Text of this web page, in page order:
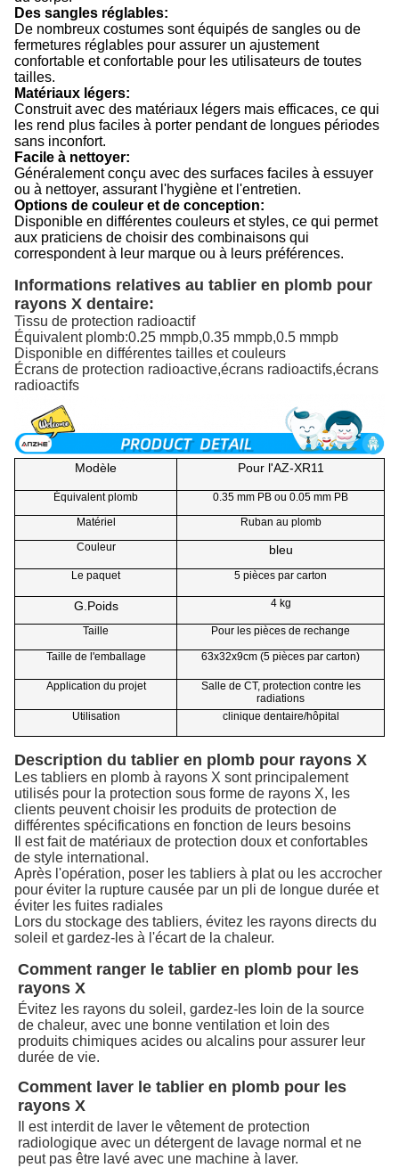
Des sangles réglables:
De nombreux costumes sont équipés de sangles ou de
fermetures réglables pour assurer un ajustement
confortable et confortable pour les utilisateurs de toutes
tailles.
Matériaux légers:
Construit avec des matériaux légers mais efficaces, ce qui
les rend plus faciles à porter pendant de longues périodes
sans inconfort.
Facile à nettoyer:
Généralement conçu avec des surfaces faciles à essuyer
ou à nettoyer, assurant l'hygiène et l'entretien.
Options de couleur et de conception:
Disponible en différentes couleurs et styles, ce qui permet
aux praticiens de choisir des combinaisons qui
correspondent à leur marque ou à leurs préférences.
Informations relatives au tablier en plomb pour
rayons X dentaire:
Tissu de protection radioactif
Équivalent plomb:0.25 mmpb,0.35 mmpb,0.5 mmpb
Disponible en différentes tailles et couleurs
Écrans de protection radioactive,écrans radioactifs,écrans
radioactifs
Modèle Pour l'AZ-XR11
Équivalent plomb
0.35 mm PB ou 0.05 mm PB
Matériel
Ruban au plomb
Couleur
bleu
Le paquet 5 pièces par carton
G.Poids 4 kg
Taille Pour les pièces de rechange
Taille de l'emballage 63x32x9cm (5 pièces par carton)
Application du projet
Salle de CT, protection contre les
radiations
Utilisation
clinique dentaire/hôpital
Description du tablier en plomb pour rayons X
Les tabliers en plomb à rayons X sont principalement
utilisés pour la protection sous forme de rayons X, les
clients peuvent choisir les produits de protection de
différentes spécifications en fonction de leurs besoins
Il est fait de matériaux de protection doux et confortables
de style international.
Après l'opération, poser les tabliers à plat ou les accrocher
pour éviter la rupture causée par un pli de longue durée et
éviter les fuites radiales
Lors du stockage des tabliers, évitez les rayons directs du
soleil et gardez-les à l'écart de la chaleur.
Comment ranger le tablier en plomb pour les
rayons X
Évitez les rayons du soleil, gardez-les loin de la source
de chaleur, avec une bonne ventilation et loin des
produits chimiques acides ou alcalins pour assurer leur
durée de vie.
Comment laver le tablier en plomb pour les
rayons X
Il est interdit de laver le vêtement de protection
radiologique avec un détergent de lavage normal et ne
peut pas être lavé avec une machine à laver.